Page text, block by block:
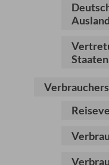
Ausland
Staaten